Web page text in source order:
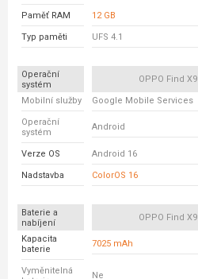
Paměť RAM 12 GB
Typ paměti UFS 4.1
Operační
systém
OPPO Find X9
Mobilní služby Google Mobile Services
Operační
systém
Android
Verze OS Android 16
Nadstavba ColorOS 16
Baterie a
nabíjení
OPPO Find X9
Kapacita
baterie
7025 mAh
Vyměnitelná
Ne